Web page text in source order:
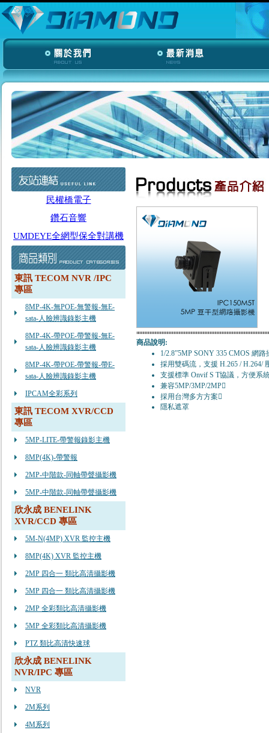
民權橋電子
鑽石音響
UMDEYE全網型保全對講機
東訊 TECOM NVR /IPC
專區
8MP-4K-無POE-無警報-無E-
sata-人臉辨識錄影主機
8MP-4K-帶POE-帶警報-無E-
sata-人臉辨識錄影主機
8MP-4K-帶POE-帶警報-帶E-
sata-人臉辨識錄影主機
IPCAM全彩系列
東訊 TECOM XVR/CCD
專區
5MP-LITE-帶警報錄影主機
8MP(4K)-帶警報
2MP-中階款-同軸帶聲攝影機
5MP-中階款-同軸帶聲攝影機
欣永成 BENELINK
XVR/CCD 專區
5M-N(4MP) XVR 監控主機
8MP(4K) XVR 監控主機
2MP 四合一 類比高清攝影機
5MP 四合一 類比高清攝影機
2MP 全彩類比高清攝影機
5MP 全彩類比高清攝影機
PTZ 類比高清快速球
欣永成 BENELINK
NVR/IPC 專區
NVR
2M系列
4M系列
商品說明:
1/2.8”5MP SONY 335 CMOS 網
採用雙碼流，支援 H.265 / H.264/
支援標準 Onvif S T協議，方便系
兼容5MP/3MP/2MP
採用台灣多方方案
隱私遮罩